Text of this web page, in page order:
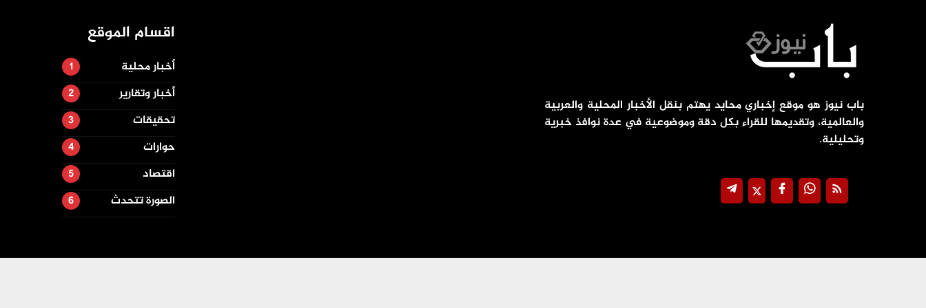
باب نيوز هو موقع إخباري محايد يهتم بنقل الأخبار المحلية والعربية
والعالمية، وتقديمها للقراء بكل دقة وموضوعية في عدة نوافذ خبرية
وتحليلية.
اقسام الموقع
أخبار محلية
أخبار وتقارير
تحقيقات
حوارات
اقتصاد
الصورة تتحدث